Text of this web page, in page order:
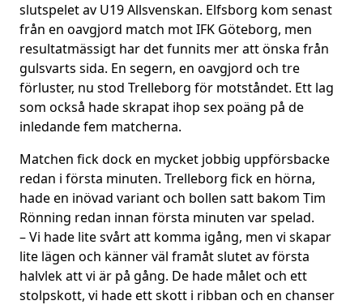
slutspelet av U19 Allsvenskan. Elfsborg kom senast
från en oavgjord match mot IFK Göteborg, men
resultatmässigt har det funnits mer att önska från
gulsvarts sida. En segern, en oavgjord och tre
förluster, nu stod Trelleborg för motståndet. Ett lag
som också hade skrapat ihop sex poäng på de
inledande fem matcherna.
Matchen fick dock en mycket jobbig uppförsbacke
redan i första minuten. Trelleborg fick en hörna,
hade en inövad variant och bollen satt bakom Tim
Rönning redan innan första minuten var spelad.
– Vi hade lite svårt att komma igång, men vi skapar
lite lägen och känner väl framåt slutet av första
halvlek att vi är på gång. De hade målet och ett
stolpskott, vi hade ett skott i ribban och en chanser